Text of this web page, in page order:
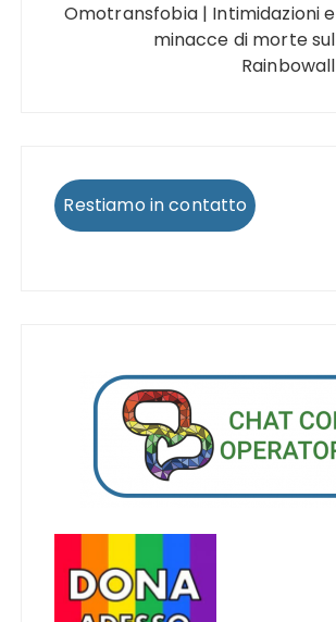
Omotransfobia | Intimidazioni e
minacce di morte sul
Rainbowall
Restiamo in contatto